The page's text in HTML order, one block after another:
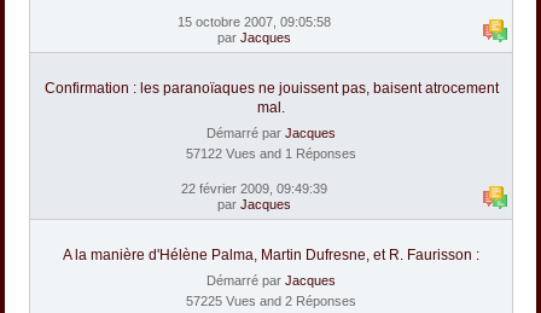
15 octobre 2007, 09:05:58
par Jacques
Confirmation : les paranoïaques ne jouissent pas, baisent atrocement
mal.
Démarré par Jacques
57122 Vues and 1 Réponses
22 février 2009, 09:49:39
par Jacques
A la manière d'Hélène Palma, Martin Dufresne, et R. Faurisson :
Démarré par Jacques
57225 Vues and 2 Réponses